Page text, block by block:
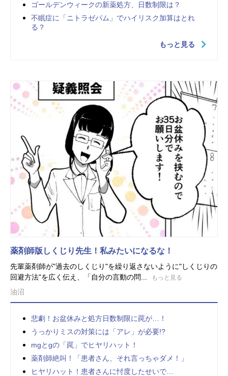
ゴールデンウィークの新薬処方、日数制限は？
不眠症に「ニトラゼパム」でハイリスク加算はとれ
る？
もっと見る
薬剤師版しくじり先生！私みたいになるな！
先輩薬剤師が"過去のしくじり"を繰り返さないように"しくじりの
回避方法"を広く伝え、「自分の言動の問...
もっと見る
油沼
悲劇！お盆休みと処方日数制限に罠が…！
うっかりミスの対策には「アレ」が必要!?
mgとgの「罠」でヒヤリハット！
薬剤師絶叫！「患者さん、それ言っちゃダメ！」
ヒヤリハット！患者さんに忖度したせいで…